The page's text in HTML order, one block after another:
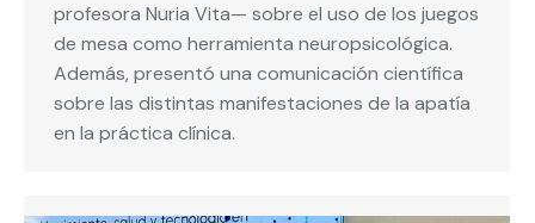
profesora Nuria Vita— sobre el uso de los juegos
de mesa como herramienta neuropsicológica.
Además, presentó una comunicación científica
sobre las distintas manifestaciones de la apatía
en la práctica clínica.